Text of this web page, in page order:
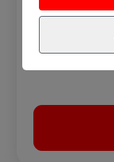
Gratis Wifi